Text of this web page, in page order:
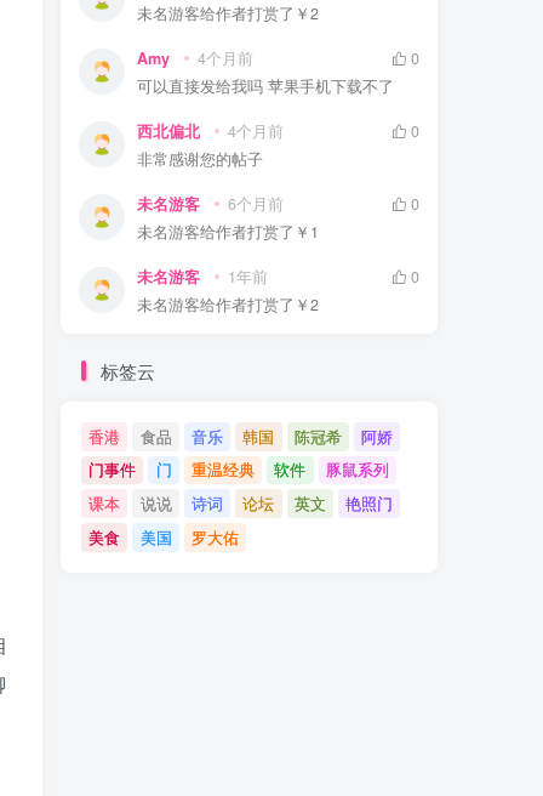
未名游客给作者打赏了 ￥2
Amy 4个月前
0
可以直接发给我吗 苹果手机下载不了
西北偏北 4个月前
0
非常感谢您的帖子
未名游客 6个月前
0
未名游客给作者打赏了 ￥1
未名游客 1年前
0
未名游客给作者打赏了 ￥2
标签云
香港 食品 音乐 韩国 陈冠希
阿娇
门事件
门 重温经典 软件
豚鼠系列
课本
说说 诗词 论坛 英文
艳照门
美食
美国 罗大佑